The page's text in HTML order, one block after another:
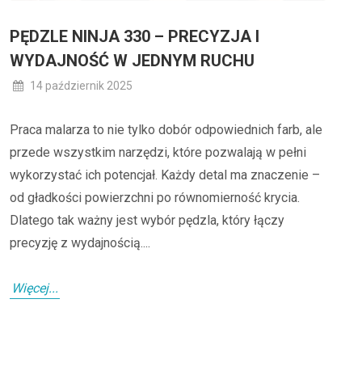
PĘDZLE NINJA 330 – PRECYZJA I
WYDAJNOŚĆ W JEDNYM RUCHU
14 październik 2025
Praca malarza to nie tylko dobór odpowiednich farb, ale
przede wszystkim narzędzi, które pozwalają w pełni
wykorzystać ich potencjał. Każdy detal ma znaczenie –
od gładkości powierzchni po równomierność krycia.
Dlatego tak ważny jest wybór pędzla, który łączy
precyzję z wydajnością....
Więcej...